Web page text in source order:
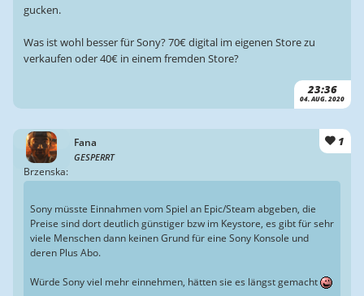
23:36
04. AUG. 2020
gucken.
Was ist wohl besser für Sony? 70€ digital im eigenen Store zu
verkaufen oder 40€ in einem fremden Store?
Fana
GESPERRT
1
Brzenska:
Sony müsste Einnahmen vom Spiel an Epic/Steam abgeben, die
Preise sind dort deutlich günstiger bzw im Keystore, es gibt für sehr
viele Menschen dann keinen Grund für eine Sony Konsole und
deren Plus Abo.
Würde Sony viel mehr einnehmen, hätten sie es längst gemacht